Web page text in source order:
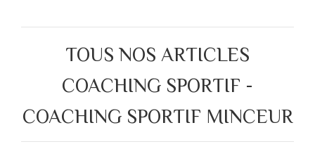
TOUS NOS ARTICLES
COACHING SPORTIF -
COACHING SPORTIF MINCEUR